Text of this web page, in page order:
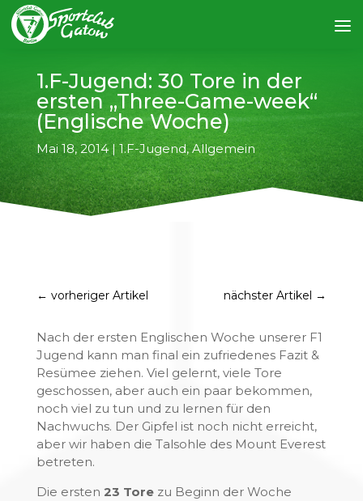
1.F-Jugend: 30 Tore in der
ersten „Three-Game-week“
(Englische Woche)
Mai 18, 2014|1.F-Jugend,Allgemein
← vorheriger Artikel nächster Artikel →
Nach der ersten Englischen Woche unserer F1
Jugend kann man final ein zufriedenes Fazit &
Resümee ziehen. Viel gelernt, viele Tore
geschossen, aber auch ein paar bekommen,
noch viel zu tun und zu lernen für den
Nachwuchs. Der Gipfel ist noch nicht erreicht,
aber wir haben die Talsohle des Mount Everest
betreten.
Die ersten 23 Torezu Beginn der Woche